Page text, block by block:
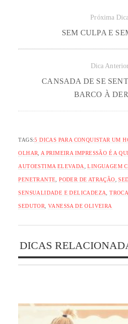
Próxima
SEM CULPA E
Dica
CANSADA DE SE
BARCO À
TAGS:5 DICAS PARA CONQUISTAR UM
OLHAR,A PRIMEIRA IMPRESSÃO É A
AUTOESTIMA ELEVADA,LINGUAGEM
PENETRANTE,PODER DE ATRAÇÃO,
SENSUALIDADE E DELICADEZA,
SEDUTOR,VANESSA DE OLIVEIRA
DICAS